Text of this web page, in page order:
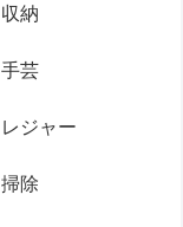
収納
手芸
レジャー
掃除